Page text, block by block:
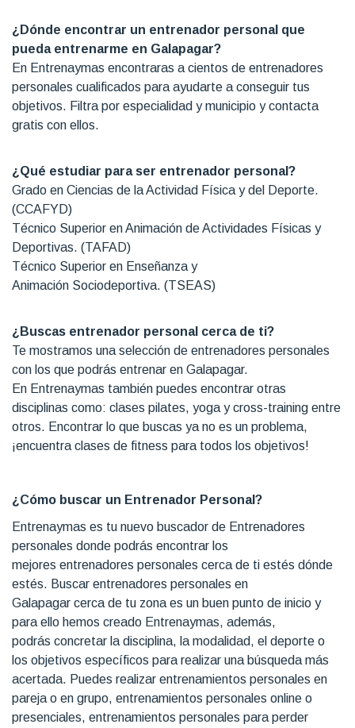
¿Dónde encontrar un entrenador personal que
pueda entrenarme en Galapagar?
En Entrenaymas encontraras a cientos de entrenadores
personales cualificados para ayudarte a conseguir tus
objetivos. Filtra por especialidad y municipio y contacta
gratis con ellos.
¿Qué estudiar para ser entrenador personal?
Grado en Ciencias de la Actividad Física y del Deporte.
(CCAFYD)
Técnico Superior en Animación de Actividades Físicas y
Deportivas. (TAFAD)
Técnico Superior en Enseñanza y
Animación Sociodeportiva. (TSEAS)
¿Buscas entrenador personal cerca de ti?
Te mostramos una selección de entrenadores personales
con los que podrás entrenar en Galapagar.
En Entrenaymas también puedes encontrar otras
disciplinas como: clases pilates, yoga y cross-training entre
otros. Encontrar lo que buscas ya no es un problema,
¡encuentra clases de fitness para todos los objetivos!
¿Cómo buscar un Entrenador Personal?
Entrenaymas es tu nuevo buscador de Entrenadores
personales donde podrás encontrar los
mejores entrenadores personales cerca de ti estés dónde
estés. Buscar entrenadores personales en
Galapagar cerca de tu zona es un buen punto de inicio y
para ello hemos creado Entrenaymas, además,
podrás concretar la disciplina, la modalidad, el deporte o
los objetivos específicos para realizar una búsqueda más
acertada. Puedes realizar entrenamientos personales en
pareja o en grupo, entrenamientos personales online o
presenciales, entrenamientos personales para perder